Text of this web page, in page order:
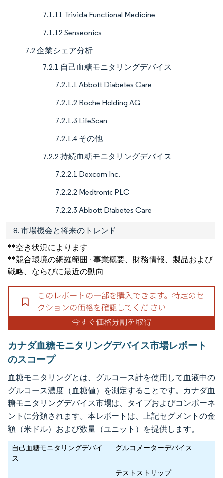
7.1.11 Trivida Functional Medicine
7.1.12 Senseonics
7.2 企業シェア分析
7.2.1 自己血糖モニタリングデバイス
7.2.1.1 Abbott Diabetes Care
7.2.1.2 Roche Holding AG
7.2.1.3 LifeScan
7.2.1.4 その他
7.2.2 持続血糖モニタリングデバイス
7.2.2.1 Dexcom Inc.
7.2.2.2 Medtronic PLC
7.2.2.3 Abbott Diabetes Care
8. 市場機会と将来のトレンド
**空き状況によります
**競合環境の網羅範囲 - 事業概要、財務情報、製品および
戦略、ならびに最近の動向
カナダ血糖モニタリングデバイス市場レポート
のスコープ
血糖モニタリングとは、グルコース計を使用して血液中の
グルコース濃度（血糖値）を測定することです。カナダ血
糖モニタリングデバイス市場は、タイプおよびコンポーネ
ントに分類されます。本レポートは、上記セグメントの金
額（米ドル）および数量（ユニット）を提供します。
自己血糖モニタリングデバイ
ス
グルコメーターデバイス
テストストリップ